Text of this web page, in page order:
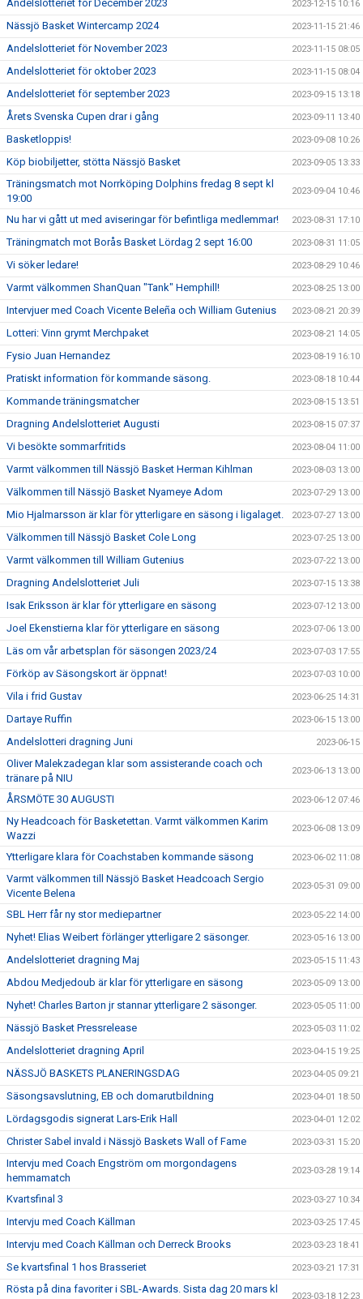
Andelslotteriet för December 2023 2023-12-15 10:16
Nässjö Basket Wintercamp 2024 2023-11-15 21:46
Andelslotteriet för November 2023 2023-11-15 08:05
Andelslotteriet för oktober 2023 2023-11-15 08:04
Andelslotteriet för september 2023 2023-09-15 13:18
Årets Svenska Cupen drar i gång 2023-09-11 13:40
Basketloppis! 2023-09-08 10:26
Köp biobiljetter, stötta Nässjö Basket 2023-09-05 13:33
Träningsmatch mot Norrköping Dolphins fredag 8 sept kl
19:00
2023-09-04 10:46
Nu har vi gått ut med aviseringar för befintliga medlemmar! 2023-08-31 17:10
Träningmatch mot Borås Basket Lördag 2 sept 16:00 2023-08-31 11:05
Vi söker ledare! 2023-08-29 10:46
Varmt välkommen ShanQuan "Tank" Hemphill! 2023-08-25 13:00
Intervjuer med Coach Vicente Beleña och William Gutenius 2023-08-21 20:39
Lotteri: Vinn grymt Merchpaket 2023-08-21 14:05
Fysio Juan Hernandez 2023-08-19 16:10
Pratiskt information för kommande säsong. 2023-08-18 10:44
Kommande träningsmatcher 2023-08-15 13:51
Dragning Andelslotteriet Augusti 2023-08-15 07:37
Vi besökte sommarfritids 2023-08-04 11:00
Varmt välkommen till Nässjö Basket Herman Kihlman 2023-08-03 13:00
Välkommen till Nässjö Basket Nyameye Adom 2023-07-29 13:00
Mio Hjalmarsson är klar för ytterligare en säsong i ligalaget. 2023-07-27 13:00
Välkommen till Nässjö Basket Cole Long 2023-07-25 13:00
Varmt välkommen till William Gutenius 2023-07-22 13:00
Dragning Andelslotteriet Juli 2023-07-15 13:38
Isak Eriksson är klar för ytterligare en säsong 2023-07-12 13:00
Joel Ekenstierna klar för ytterligare en säsong 2023-07-06 13:00
Läs om vår arbetsplan för säsongen 2023/24 2023-07-03 17:55
Förköp av Säsongskort är öppnat! 2023-07-03 10:00
Vila i frid Gustav 2023-06-25 14:31
Dartaye Ruffin 2023-06-15 13:00
Andelslotteri dragning Juni 2023-06-15
Oliver Malekzadegan klar som assisterande coach och
tränare på NIU
2023-06-13 13:00
ÅRSMÖTE 30 AUGUSTI 2023-06-12 07:46
Ny Headcoach för Basketettan. Varmt välkommen Karim
Wazzi
2023-06-08 13:09
Ytterligare klara för Coachstaben kommande säsong 2023-06-02 11:08
Varmt välkommen till Nässjö Basket Headcoach Sergio
Vicente Belena
2023-05-31 09:00
SBL Herr får ny stor mediepartner 2023-05-22 14:00
Nyhet! Elias Weibert förlänger ytterligare 2 säsonger. 2023-05-16 13:00
Andelslotteriet dragning Maj 2023-05-15 11:43
Abdou Medjedoub är klar för ytterligare en säsong 2023-05-09 13:00
Nyhet! Charles Barton jr stannar ytterligare 2 säsonger. 2023-05-05 11:00
Nässjö Basket Pressrelease 2023-05-03 11:02
Andelslotteriet dragning April 2023-04-15 19:25
NÄSSJÖ BASKETS PLANERINGSDAG 2023-04-05 09:21
Säsongsavslutning, EB och domarutbildning 2023-04-01 18:50
Lördagsgodis signerat Lars-Erik Hall 2023-04-01 12:02
Christer Sabel invald i Nässjö Baskets Wall of Fame 2023-03-31 15:20
Intervju med Coach Engström om morgondagens
hemmamatch
2023-03-28 19:14
Kvartsfinal 3 2023-03-27 10:34
Intervju med Coach Källman 2023-03-25 17:45
Intervju med Coach Källman och Derreck Brooks 2023-03-23 18:41
Se kvartsfinal 1 hos Brasseriet 2023-03-21 17:31
Rösta på dina favoriter i SBL-Awards. Sista dag 20 mars kl
2023-03-18 12:23